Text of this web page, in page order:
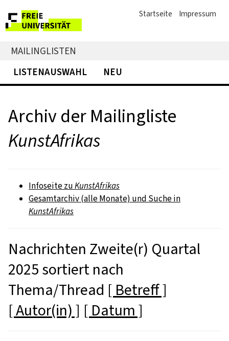
Startseite Impressum
MAILINGLISTEN
LISTENAUSWAHL
NEU
Archiv der Mailingliste
KunstAfrikas
Infoseite zuKunstAfrikas
Gesamtarchiv (alle Monate) und Suche in
KunstAfrikas
Nachrichten Zweite(r) Quartal
2025 sortiert nach
Thema/Thread [ Betreff ]
[ Autor(in) ] [ Datum ]